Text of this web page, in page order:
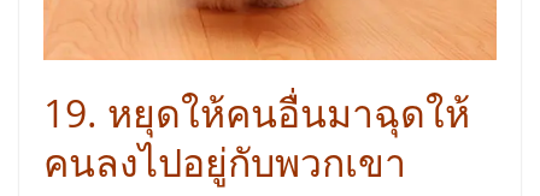
19. หยุดให้คนอื่นมาฉุดให้
คนลงไปอยู่กับพวกเขา